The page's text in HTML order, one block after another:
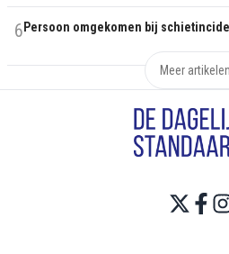
6 Persoon omgekomen bij
Meer artikelen